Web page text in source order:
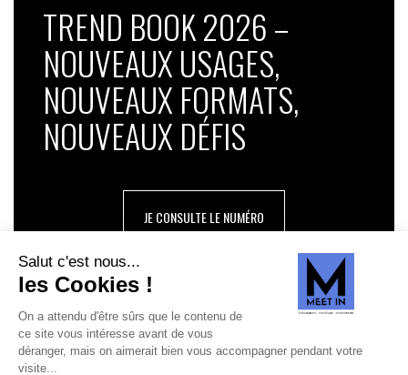
TREND BOOK 2026 –
NOUVEAUX USAGES,
NOUVEAUX FORMATS,
NOUVEAUX DÉFIS
JE CONSULTE LE NUMÉRO